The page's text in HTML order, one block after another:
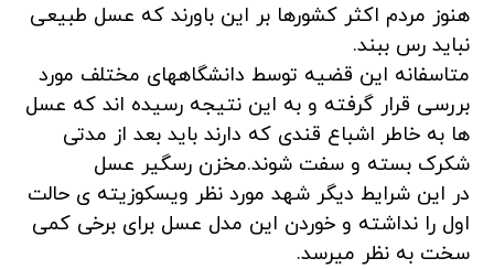
هنوز مردم اکثر کشورها بر این باورند که عسل طبیعی
نباید رس ببند.
متاسفانه این قضیه توسط دانشگاههای مختلف مورد
بررسی قرار گرفته و به این نتیجه رسیده اند که عسل
ها به خاطر اشباع قندی که دارند باید بعد از مدتی
شکرک بسته و سفت شوند.مخزن رسگیر عسل
در این شرایط دیگر شهد مورد نظر ویسکوزیته ی حالت
اول را نداشته و خوردن این مدل عسل برای برخی کمی
سخت به نظر میرسد.